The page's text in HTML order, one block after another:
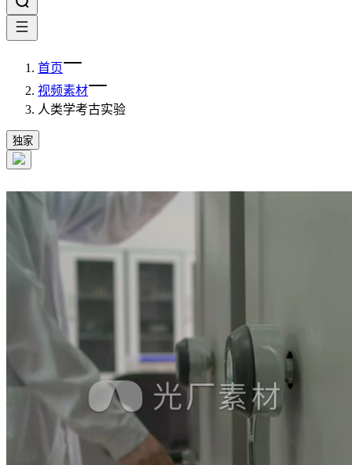
首页
视频素材
人类学考古实验
独家